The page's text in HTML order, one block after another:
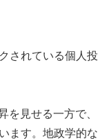
されている個人投
を見せる一方で、
ます。地政学的な